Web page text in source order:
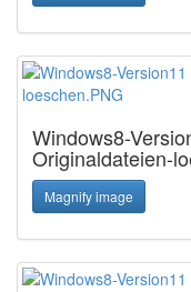
Windows8-
Originaldateien-
Magnify image